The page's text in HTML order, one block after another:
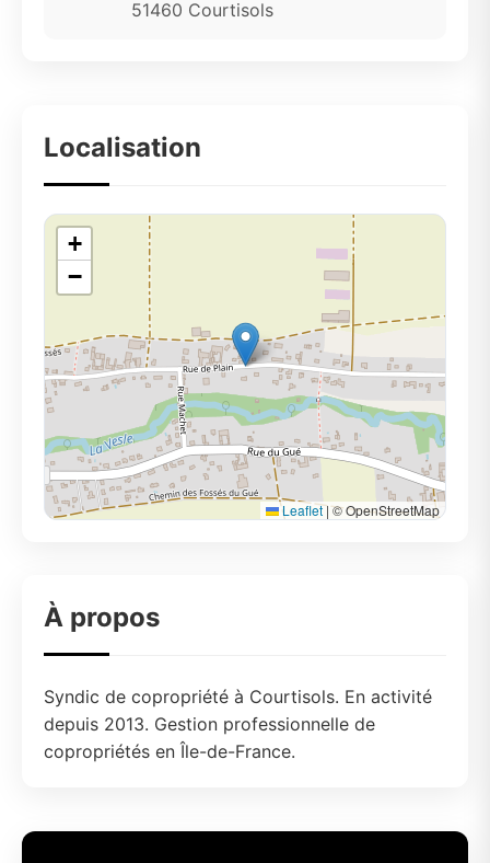
51460 Courtisols
Localisation
+
−
Leaflet|© OpenStreetMap
À propos
Syndic de copropriété à Courtisols. En activité
depuis 2013. Gestion professionnelle de
copropriétés en Île-de-France.